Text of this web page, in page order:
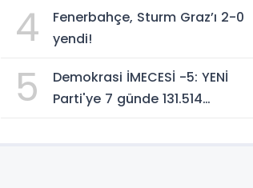
4
Fenerbahçe, Sturm Graz’ı 2-0
yendi!
5
Demokrasi İMECESİ -5: YENİ
Parti'ye 7 günde 131.514